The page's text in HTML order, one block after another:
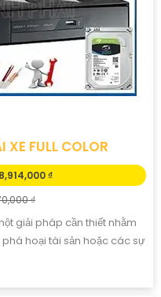
XE FULL COLOR
₫
₫
giải pháp cần thiết nhằm
hoại tài sản hoặc các sự